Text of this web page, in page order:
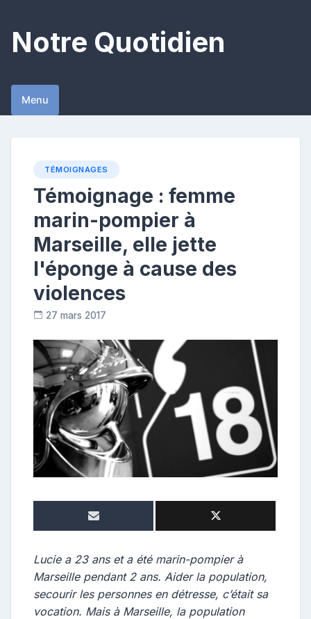
content
Notre Quotidien
Menu
TÉMOIGNAGES
Témoignage : femme
marin-pompier à
Marseille, elle jette
l'éponge à cause des
violences
27 mars 2017
o
n
t
r
i
b
u
t
e
u
Lucie a 23 ans et a été marin-pompier à
Marseille pendant 2 ans. Aider la population,
secourir les personnes en détresse, c’était sa
vocation. Mais à Marseille, la population